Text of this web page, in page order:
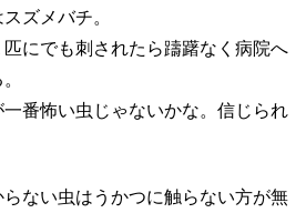
ズメバチ。
にでも刺されたら躊躇なく病院へ
番怖い虫じゃないかな。信じられ
ない虫はうかつに触らない方が無